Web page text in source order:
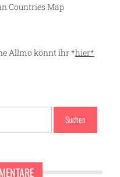
Countries Map
Allmo könnt ihr *hier*